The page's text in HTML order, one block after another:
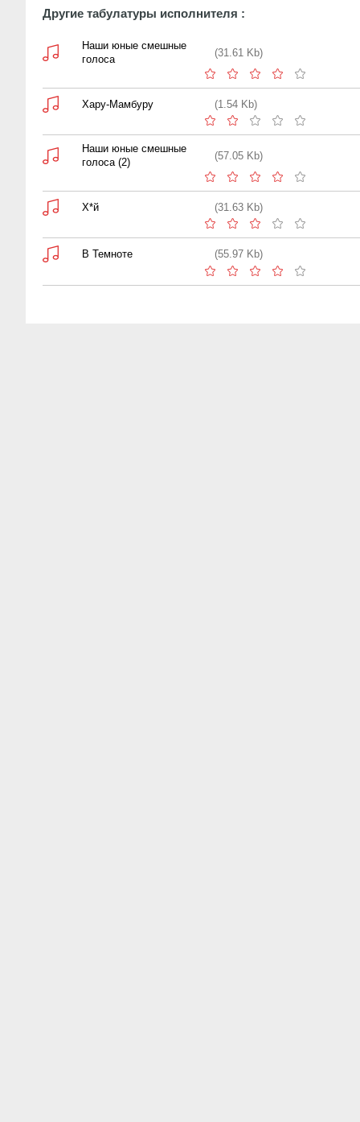
Другие табулатуры исполнителя :
Наши юные смешные
голоса
(31.61 Kb)
Хару-Мамбуру (1.54 Kb)
Наши юные смешные
голоса (2)
(57.05 Kb)
Х*й (31.63 Kb)
В Темноте (55.97 Kb)